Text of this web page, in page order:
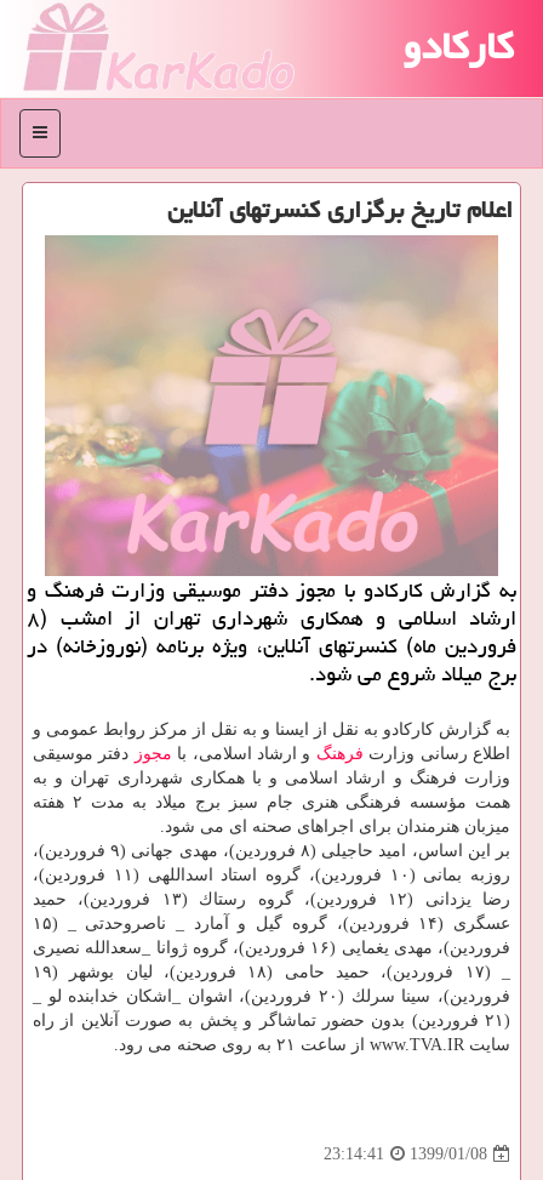
کارکادو
منو
اعلام تاریخ برگزاری كنسرتهای آنلاین
به گزارش كاركادو با مجوز دفتر موسیقی وزارت فرهنگ و
ارشاد اسلامی و همكاری شهرداری تهران از امشب (۸
فروردین ماه) كنسرتهای آنلاین، ویژه برنامه (نوروزخانه) در
برج میلاد شروع می شود.
به گزارش كاركادو به نقل از ایسنا و به نقل از مركز روابط عمومی و
اطلاع رسانی وزارت فرهنگ و ارشاد اسلامی، با مجوز دفتر موسیقی
وزارت فرهنگ و ارشاد اسلامی و با همكاری شهرداری تهران و به
همت مؤسسه فرهنگی هنری جام سبز برج میلاد به مدت ۲ هفته
میزبان هنرمندان برای اجراهای صحنه ای می شود.
بر این اساس، امید حاجیلی (۸ فروردین)، مهدی جهانی (۹ فروردین)،
روزبه بمانی (۱۰ فروردین)، گروه استاد اسداللهی (۱۱ فروردین)،
رضا یزدانی (۱۲ فروردین)، گروه رستاك (۱۳ فروردین)، حمید
عسگری (۱۴ فروردین)، گروه گیل و آمارد _ ناصروحدتی _ (۱۵
فروردین)، مهدی یغمایی (۱۶ فروردین)، گروه ژوانا _سعدالله نصیری
_ (۱۷ فروردین)، حمید حامی (۱۸ فروردین)، لیان بوشهر (۱۹
فروردین)، سینا سرلك (۲۰ فروردین)، اشوان _اشكان خدابنده لو _
(۲۱ فروردین) بدون حضور تماشاگر و پخش به صورت آنلاین از راه
سایت www.TVA.IR از ساعت ۲۱ به روی صحنه می رود.
1399/01/08
23:14:41